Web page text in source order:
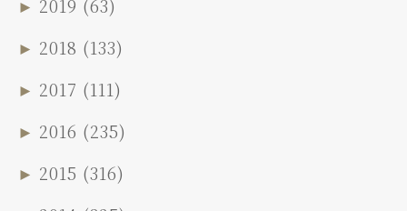
► 2019 (63)
► 2018 (133)
► 2017 (111)
► 2016 (235)
► 2015 (316)